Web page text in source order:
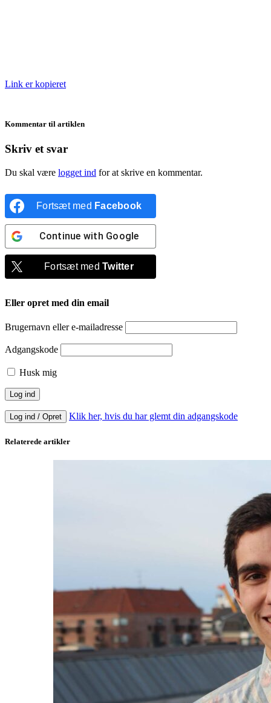
Link er kopieret
Kommentar til artiklen
Skriv et svar
Du skal være logget ind for at skrive en kommentar.
Fortsæt med Facebook
Continue with Google
Fortsæt medTwitter
Eller opret med din email
Brugernavn eller e-mailadresse
Adgangskode
Husk mig
Log ind / Opret Klik her, hvis du har glemt din adgangskode
Relaterede artikler